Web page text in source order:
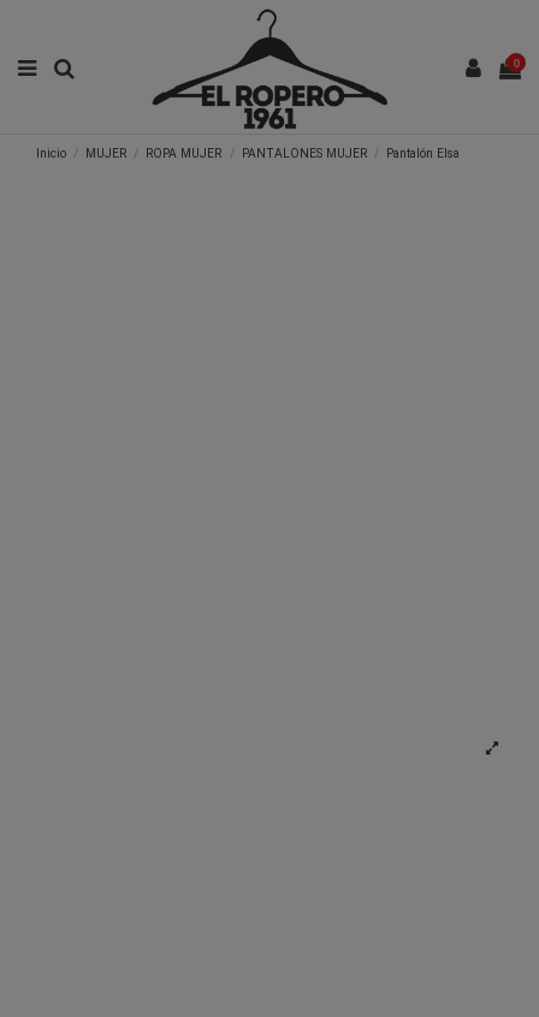
0
Inicio MUJER ROPA MUJER PANTALONES MUJER Pantalón Elsa